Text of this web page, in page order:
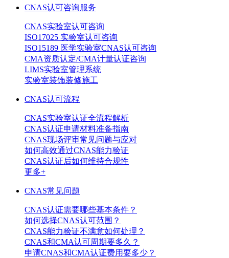
CNAS认可咨询服务
CNAS实验室认可咨询
ISO17025 实验室认可咨询
ISO15189 医学实验室CNAS认可咨询
CMA资质认定/CMA计量认证咨询
LIMS实验室管理系统
实验室装饰装修施工
CNAS认可流程
CNAS实验室认证全流程解析
CNAS认证申请材料准备指南
CNAS现场评审常见问题与应对
如何高效通过CNAS能力验证
CNAS认证后如何维持合规性
更多+
CNAS常见问题
CNAS认证需要哪些基本条件？
如何选择CNAS认可范围？
CNAS能力验证不满意如何处理？
CNAS和CMA认可周期要多久？
申请CNAS和CMA认证费用要多少？